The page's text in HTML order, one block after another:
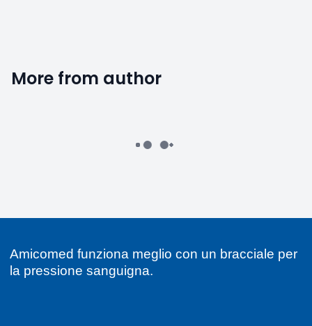
More from author
Amicomed funziona meglio con un bracciale per
la pressione sanguigna.